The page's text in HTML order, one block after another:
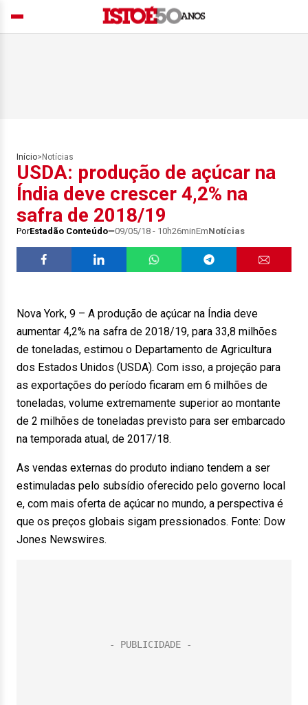
Início> Notícias
USDA: produção de açúcar na
Índia deve crescer 4,2% na
safra de 2018/19
PorEstadão Conteúdo 09/05/18 - 10h26minEmNotícias
Nova York, 9 – A produção de açúcar na Índia deve
aumentar 4,2% na safra de 2018/19, para 33,8 milhões
de toneladas, estimou o Departamento de Agricultura
dos Estados Unidos (USDA). Com isso, a projeção para
as exportações do período ficaram em 6 milhões de
toneladas, volume extremamente superior ao montante
de 2 milhões de toneladas previsto para ser embarcado
na temporada atual, de 2017/18.
As vendas externas do produto indiano tendem a ser
estimuladas pelo subsídio oferecido pelo governo local
e, com mais oferta de açúcar no mundo, a perspectiva é
que os preços globais sigam pressionados. Fonte: Dow
Jones Newswires.